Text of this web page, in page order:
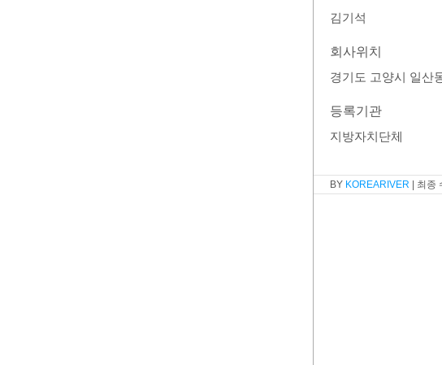
김기석
회사위치
경기도 고양시 일산
등록기관
지방자치단체
KOREARIVER